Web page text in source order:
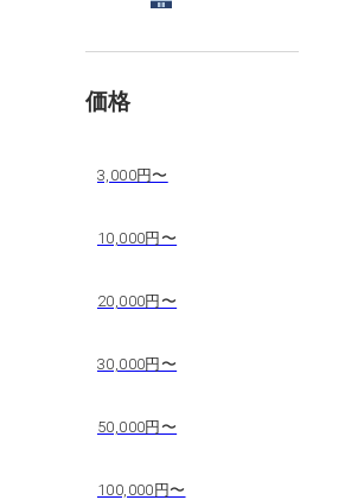
価格
3,000円〜
10,000円〜
20,000円〜
30,000円〜
50,000円〜
100,000円〜